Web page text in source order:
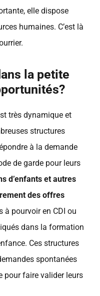
elle dispose
humaines. C’est là
la petite
très dynamique et
structures
à la demande
de garde pour leurs
d’enfants et autres
des offres
à pourvoir en CDI ou
dans la formation
Ces structures
spontanées
pour faire valider leurs